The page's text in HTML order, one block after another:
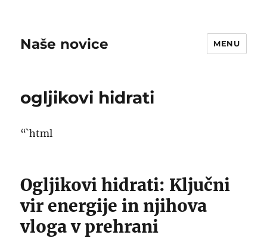
Naše novice MENU
ogljikovi hidrati
“`html
Ogljikovi hidrati: Ključni
vir energije in njihova
vloga v prehrani